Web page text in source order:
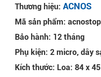
Thương hiệu: ACNOS
Mã sản phẩm:
Bảo hành: 12 tháng
Phụ kiện: 2 micro, dây
Kích thước: Loa: 84 x